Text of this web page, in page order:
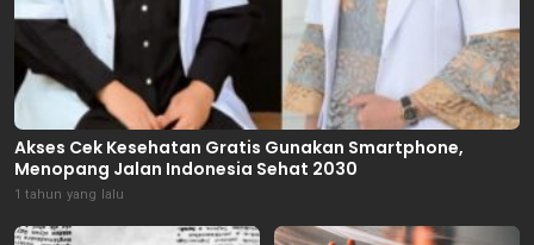
Akses Cek Kesehatan Gratis Gunakan Smartphone,
Menopang Jalan Indonesia Sehat 2030
1 tahun yang lalu